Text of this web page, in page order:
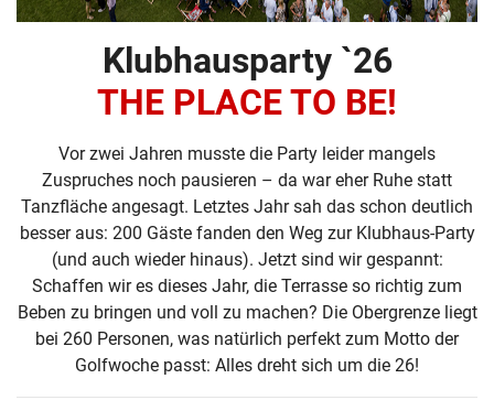
Klubhausparty `26
THE PLACE TO BE!
Vor zwei Jahren musste die Party leider mangels
Zuspruches noch pausieren – da war eher Ruhe statt
Tanzfläche angesagt. Letztes Jahr sah das schon deutlich
besser aus: 200 Gäste fanden den Weg zur Klubhaus-Party
(und auch wieder hinaus). Jetzt sind wir gespannt:
Schaffen wir es dieses Jahr, die Terrasse so richtig zum
Beben zu bringen und voll zu machen? Die Obergrenze liegt
bei 260 Personen, was natürlich perfekt zum Motto der
Golfwoche passt: Alles dreht sich um die 26!